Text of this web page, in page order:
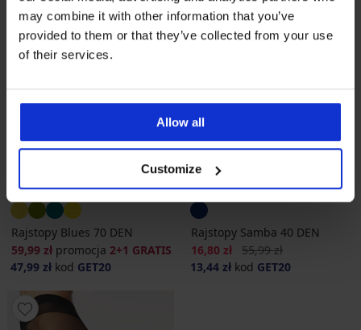
may combine it with other information that you’ve
provided to them or that they’ve collected from your use
of their services.
Allow all
Customize
2+1 GRATIS
Rajstopy Blues 70 DEN
59,99 zł promocja 2+1 GRATIS
47,99 zł kod GET20
-20 % GET20
Rajstopy Samba 40 DEN
Zniżka
16,80 zł Pierwotna cena
55,99 zł
13,44 zł kod GET20